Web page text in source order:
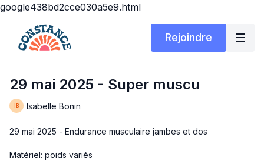
google438bd2cce030a5e9.html
Rejoindre
29 mai 2025 - Super muscu
Isabelle Bonin
29 mai 2025 - Endurance musculaire jambes et dos
Matériel: poids variés